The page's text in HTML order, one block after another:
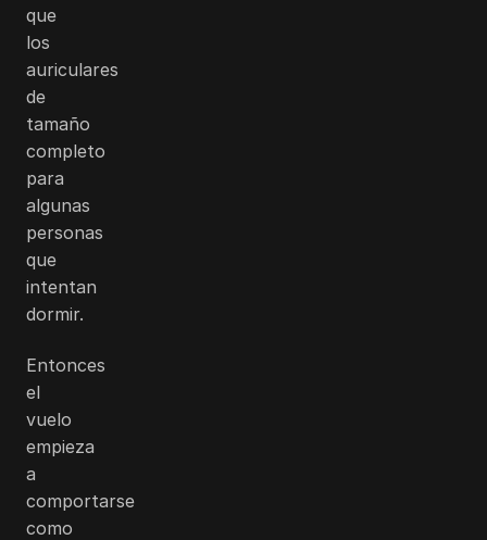
que
los
auriculares
de
tamaño
completo
para
algunas
personas
que
intentan
dormir.
Entonces
el
vuelo
empieza
a
comportarse
como